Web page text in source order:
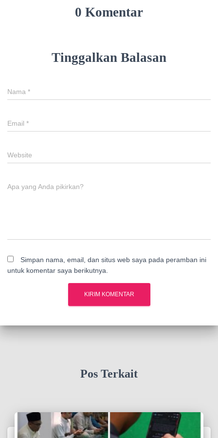
0 Komentar
Tinggalkan Balasan
Nama *
Email *
Website
Apa yang Anda pikirkan?
Simpan nama, email, dan situs web saya pada peramban ini
untuk komentar saya berikutnya.
Pos Terkait